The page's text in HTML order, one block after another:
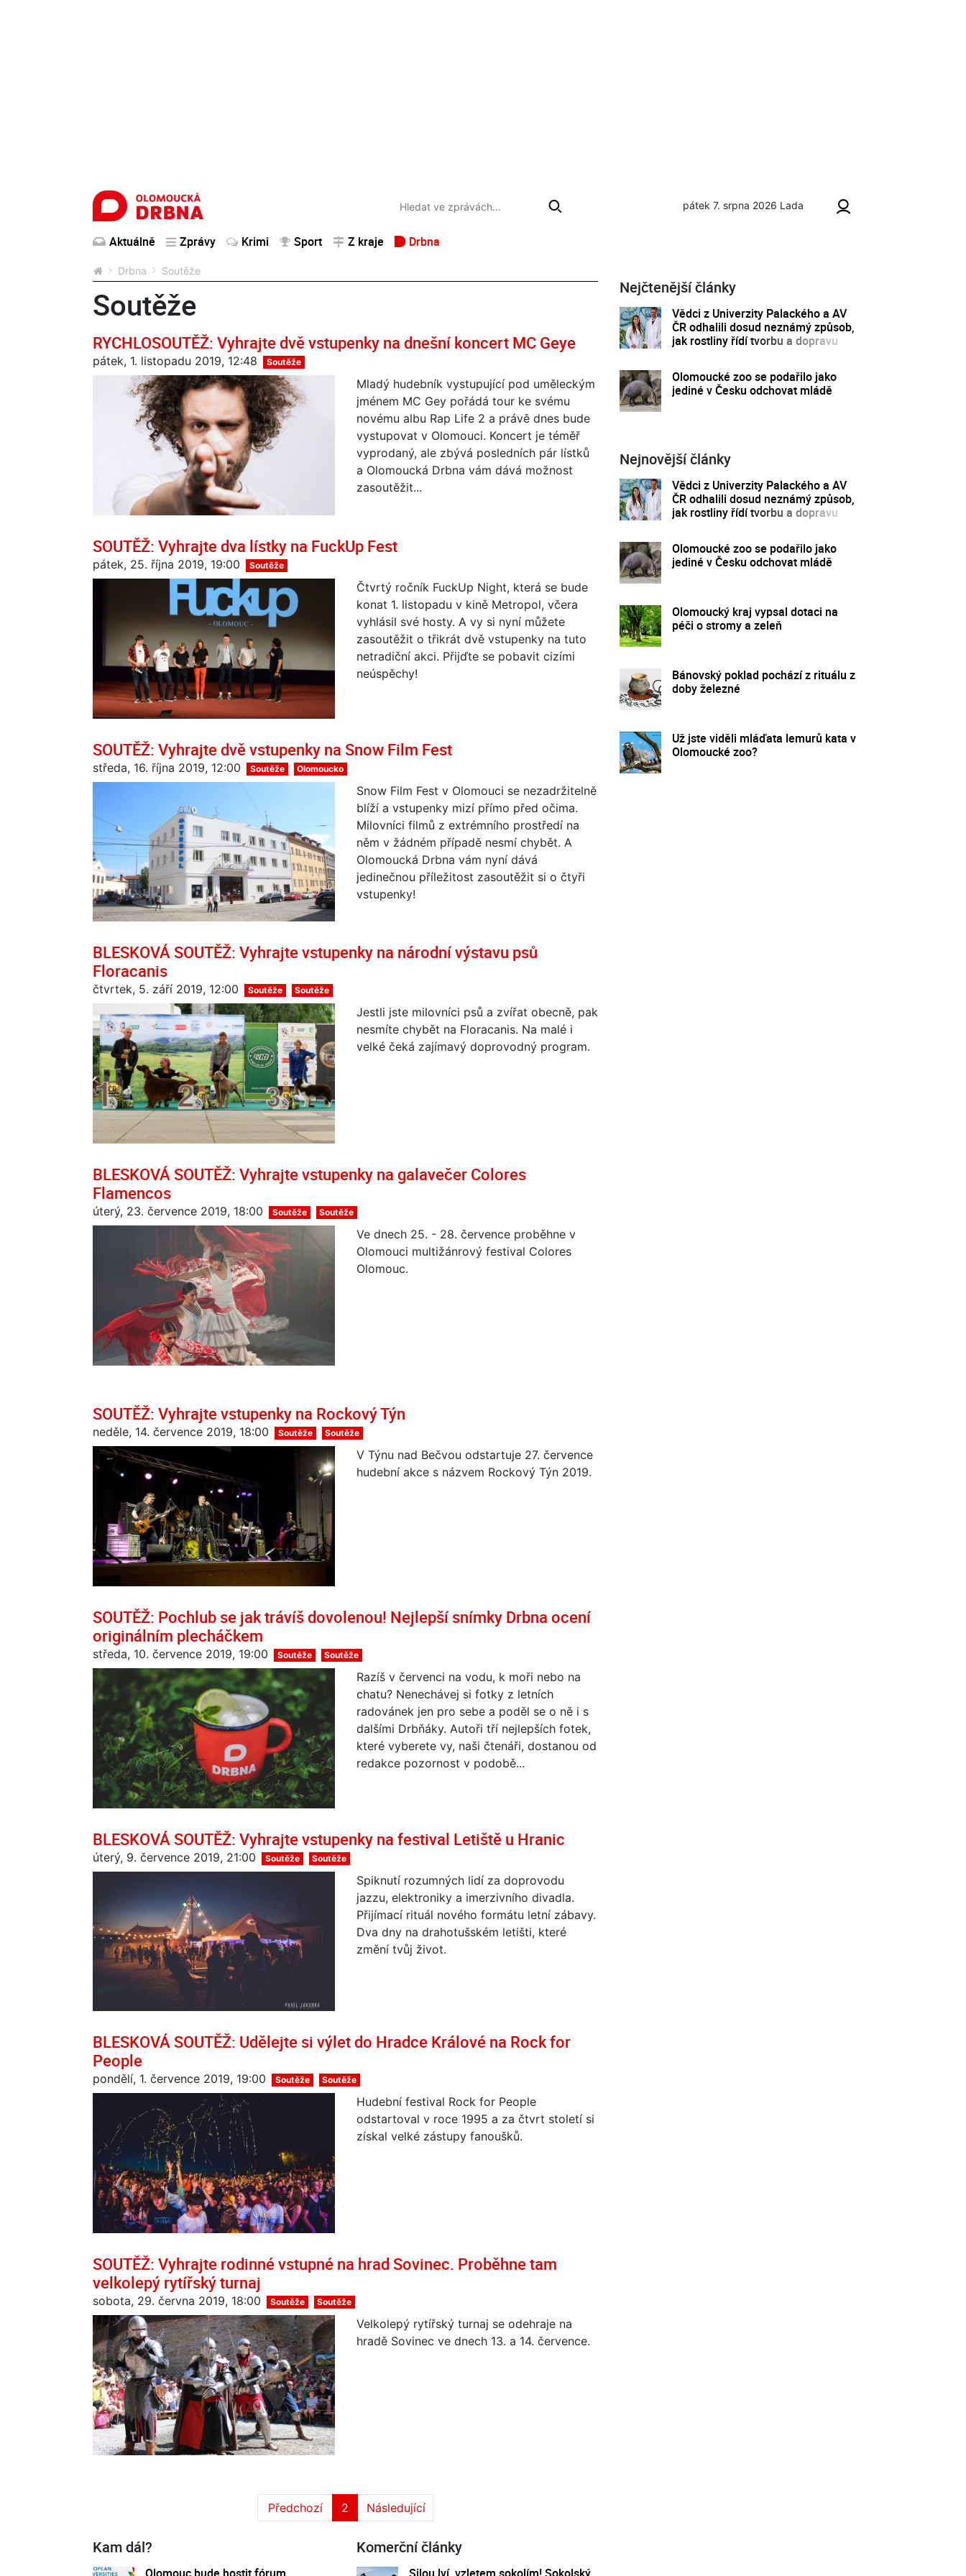
pátek 7. srpna 2026 Lada
Aktuálně Zprávy Krimi Sport Z kraje Drbna
Drbna Soutěže
Soutěže
RYCHLOSOUTĚŽ: Vyhrajte dvě vstupenky na dnešní koncert MC Geye
pátek, 1. listopadu 2019, 12:48 Soutěže
Mladý hudebník vystupující pod uměleckým
jménem MC Gey pořádá tour ke svému
novému albu Rap Life 2 a právě dnes bude
vystupovat v Olomouci. Koncert je téměř
vyprodaný, ale zbývá posledních pár lístků
a Olomoucká Drbna vám dává možnost
zasoutěžit...
SOUTĚŽ: Vyhrajte dva lístky na FuckUp Fest
pátek, 25. října 2019, 19:00 Soutěže
Čtvrtý ročník FuckUp Night, která se bude
konat 1. listopadu v kině Metropol, včera
vyhlásil své hosty. A vy si nyní můžete
zasoutěžit o třikrát dvě vstupenky na tuto
netradiční akci. Přijďte se pobavit cizími
neúspěchy!
SOUTĚŽ: Vyhrajte dvě vstupenky na Snow Film Fest
středa, 16. října 2019, 12:00 Soutěže Olomoucko
Snow Film Fest v Olomouci se nezadržitelně
blíží a vstupenky mizí přímo před očima.
Milovníci filmů z extrémního prostředí na
něm v žádném případě nesmí chybět. A
Olomoucká Drbna vám nyní dává
jedinečnou příležitost zasoutěžit si o čtyři
vstupenky!
BLESKOVÁ SOUTĚŽ: Vyhrajte vstupenky na národní výstavu psů
Floracanis
čtvrtek, 5. září 2019, 12:00 Soutěže Soutěže
Jestli jste milovníci psů a zvířat obecně, pak
nesmíte chybět na Floracanis. Na malé i
velké čeká zajímavý doprovodný program.
BLESKOVÁ SOUTĚŽ: Vyhrajte vstupenky na galavečer Colores
Flamencos
úterý, 23. července 2019, 18:00 Soutěže Soutěže
Ve dnech 25. - 28. července proběhne v
Olomouci multižánrový festival Colores
Olomouc.
SOUTĚŽ: Vyhrajte vstupenky na Rockový Týn
neděle, 14. července 2019, 18:00 Soutěže Soutěže
V Týnu nad Bečvou odstartuje 27. července
hudební akce s názvem Rockový Týn 2019.
SOUTĚŽ: Pochlub se jak trávíš dovolenou! Nejlepší snímky Drbna ocení
originálním plecháčkem
středa, 10. července 2019, 19:00 Soutěže Soutěže
Razíš v červenci na vodu, k moři nebo na
chatu? Nenechávej si fotky z letních
radovánek jen pro sebe a poděl se o ně i s
dalšími Drbňáky. Autoři tří nejlepších fotek,
které vyberete vy, naši čtenáři, dostanou od
redakce pozornost v podobě...
BLESKOVÁ SOUTĚŽ: Vyhrajte vstupenky na festival Letiště u Hranic
úterý, 9. července 2019, 21:00 Soutěže Soutěže
Spiknutí rozumných lidí za doprovodu
jazzu, elektroniky a imerzivního divadla.
Přijímací rituál nového formátu letní zábavy.
Dva dny na drahotušském letišti, které
změní tvůj život.
BLESKOVÁ SOUTĚŽ: Udělejte si výlet do Hradce Králové na Rock for
People
pondělí, 1. července 2019, 19:00 Soutěže Soutěže
Hudební festival Rock for People
odstartoval v roce 1995 a za čtvrt století si
získal velké zástupy fanoušků.
SOUTĚŽ: Vyhrajte rodinné vstupné na hrad Sovinec. Proběhne tam
velkolepý rytířský turnaj
sobota, 29. června 2019, 18:00 Soutěže Soutěže
Velkolepý rytířský turnaj se odehraje na
hradě Sovinec ve dnech 13. a 14. července.
Předchozí 2 Následující
Kam dál? Komerční články
Nejčtenější články
Vědci z Univerzity Palackého a AV
ČR odhalili dosud neznámý způsob,
jak rostliny řídí tvorbu a dopravu
Olomoucké zoo se podařilo jako
jediné v Česku odchovat mládě
Nejnovější články
Vědci z Univerzity Palackého a AV
ČR odhalili dosud neznámý způsob,
jak rostliny řídí tvorbu a dopravu
Olomoucké zoo se podařilo jako
jediné v Česku odchovat mládě
Olomoucký kraj vypsal dotaci na
péči o stromy a zeleň
Bánovský poklad pochází z rituálu z
doby železné
Už jste viděli mláďata lemurů kata v
Olomoucké zoo?